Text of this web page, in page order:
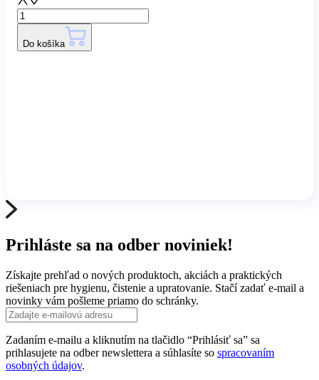
Do košíka
Prihláste sa na odber noviniek!
Získajte prehľad o nových produktoch, akciách a praktických
riešeniach pre hygienu, čistenie a upratovanie. Stačí zadať e-mail a
novinky vám pošleme priamo do schránky.
Zadaním e-mailu a kliknutím na tlačidlo “Prihlásiť sa” sa
prihlasujete na odber newslettera a súhlasíte so spracovaním
osobných údajov.